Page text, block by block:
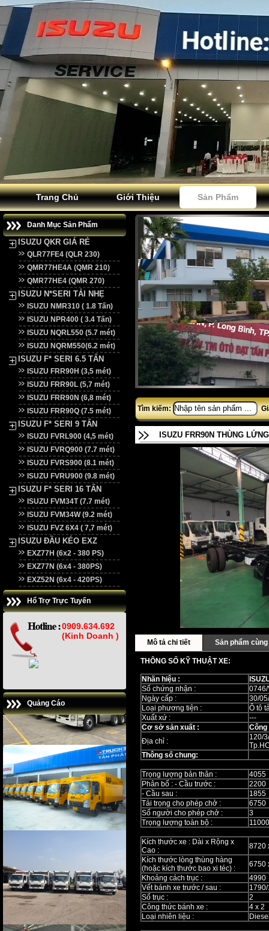
Trang Chủ Giới Thiệu Sản Phẩm
Danh Mục Sản Phẩm
ISUZU QKR GIÁ RẺ
QLR77FE4 (QLR 230)
QMR77HE4A (QMR 210)
QMR77HE4 (QMR 270)
ISUZU N*SERI TẢI NHẸ
ISUZU NMR310 ( 1.8 Tấn)
ISUZU NPR400 ( 3.4 Tấn)
ISUZU NQRL550 (5.7 mét)
ISUZU NQRM550(6.2 mét)
ISUZU F* SERI 6.5 TẤN
ISUZU FRR90H (3,5 mét)
ISUZU FRR90L (5,7 mét)
ISUZU FRR90N (6,8 mét)
ISUZU FRR90Q (7.5 mét)
ISUZU F* SERI 9 TẤN
ISUZU FVRL900 (4,5 mét)
ISUZU FVRQ900 (7.7 mét)
ISUZU FVRS900 (8.1 mét)
ISUZU FVRU900 (9.8 mét)
ISUZU F* SERI 16 TẤN
ISUZU FVM34T (7.7 mét)
ISUZU FVM34W (9.2 mét)
ISUZU FVZ 6X4 ( 7,7 mét)
ISUZU ĐẦU KÉO EXZ
EXZ77H (6x2 - 380 PS)
EXZ77N (6x4 - 380PS)
EXZ52N (6x4 - 420PS)
Hổ Trợ Trực Tuyến
0909.634.692
(Kinh Doanh )
Quảng Cáo
Tìm kiếm:
ISUZU FRR90N THÙNG LỬNG
Mô tả chi tiết Sản phẩm
THÔNG SỐ KỸ THUẬT XE:
Nhãn hiệu :
Số chứng nhận :
0746/
Ngày cấp :
30/
Loại phương tiện :
Ô tô
Xuất xứ :
---
Cơ sở sản xuất :
Công
Địa chỉ :
120/
Thông số chung:
Trọng lượng bản thân :
4055
Phân bố : - Cầu trước :
2200
- Cầu sau :
1855
Tải trọng cho phép chở :
6750
Số người cho phép chở :
3
Trọng lượng toàn bộ :
11000
Kích thước xe : Dài x Rộng x
Cao :
8720
Kích thước lòng thùng hàng
(hoặc kích thước bao xi téc) :
6750
Khoảng cách trục :
4990
Vết bánh xe trước / sau :
Số trục :
2
Công thức bánh xe :
4 x 2
Loại nhiên liệu :